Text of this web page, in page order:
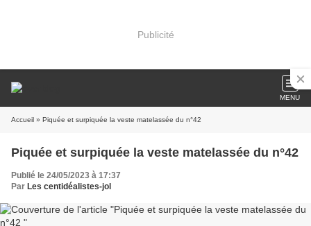
Publicité
MENU
Accueil » Piquée et surpiquée la veste matelassée du n°42
Piquée et surpiquée la veste matelassée du n°42
Publié le 24/05/2023 à 17:37
Par Les centidéalistes-jol